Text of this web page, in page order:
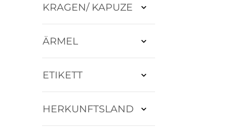
KRAGEN/ KAPUZE
ÄRMEL
ETIKETT
HERKUNFTSLAND